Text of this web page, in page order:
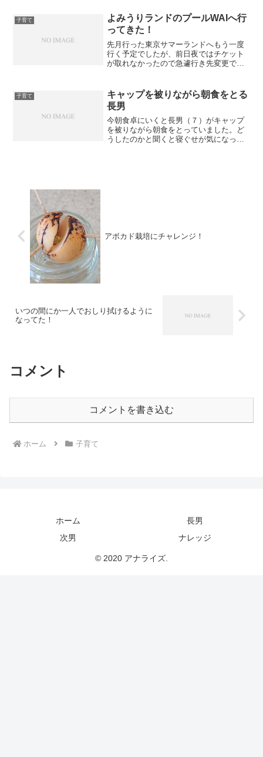
出して無事見つ...
子育て
よみうりランドのプールWAIへ行
ってきた！
先月行った東京サマーランドへもう一度
行く予定でしたが、前日夜ではチケット
が取れなかったので急遽行き先変更でよ
が、すでに数十人の人がゲート前で並ん
でました。このまま...
子育て
キャップを被りながら朝食をとる
長男
今朝食卓にいくと長男（７）がキャップ
を被りながら朝食をとっていました。ど
うしたのかと聞くと寝ぐせが気になった
アボカド栽培にチャレンジ！
いつの間にか一人でおしり拭けるように
なってた！
コメント
コメントを書き込む
ホーム 子育て
ホーム
長男
次男
ナレッジ
© 2020 アナライズ.